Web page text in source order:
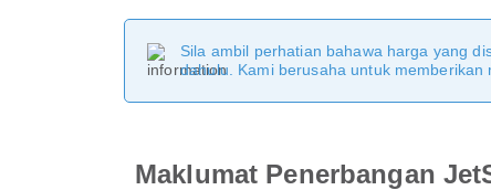
Sila ambil perhatian bahawa harga yang
dahulu. Kami berusaha untuk
Maklumat Penerbangan